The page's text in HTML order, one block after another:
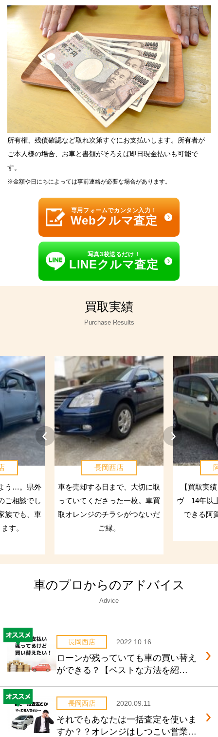
所有権、残債確認など取れ次第すぐにお支払いします。所有者が
ご本人様の場合、お車と書類がそろえば即日現金払いも可能で
す。
※金額や日にちによっては事前連絡が必要な場合があります。
専用フォームでカンタン入力！
Webクルマ査定
写真3枚送るだけ！
LINEクルマ査定
買取実績
Purchase Results
う…。県外
ご相談でし
族でも、車
す。
長岡西店
車を売却する日まで、大切に取
っていてくださった一枚。車買
取オレンジのチラシがつないだ
ご縁。
【買取実
ヴ 14年以
できる阿
車のプロからのアドバイス
Advice
長岡西店 2022.10.16
ローンが残っていても車の買い替え
ができる？【ベストな方法を紹
長岡西店 2020.09.11
それでもあなたは一括査定を使いま
すか？？オレンジはしつこい営業絶